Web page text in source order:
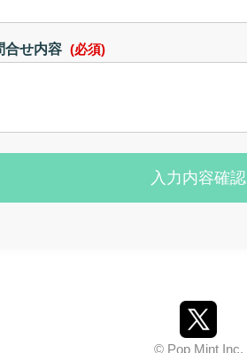
合せ内容 (必須)
入力内容確認
© Pop Mint Inc.